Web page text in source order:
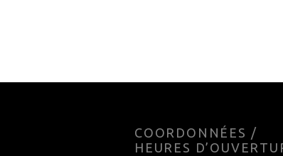
COORDONNÉES /
HEURES